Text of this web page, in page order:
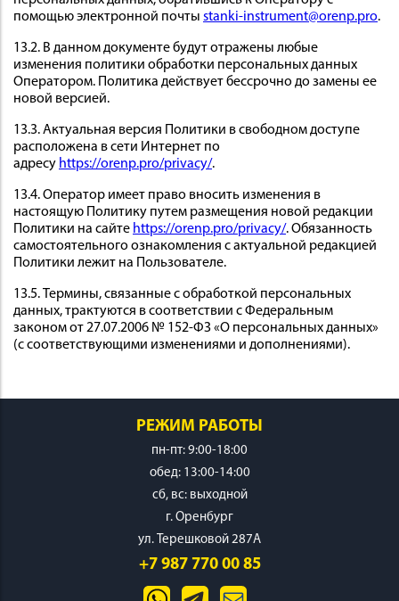
помощью электронной почты stanki-instrument@orenp.pro.
13.2. В данном документе будут отражены любые
изменения политики обработки персональных данных
Оператором. Политика действует бессрочно до замены ее
новой версией.
13.3. Актуальная версия Политики в свободном доступе
расположена в сети Интернет по
адресу https://orenp.pro/privacy/.
13.4. Оператор имеет право вносить изменения в
настоящую Политику путем размещения новой редакции
Политики на сайте https://orenp.pro/privacy/. Обязанность
самостоятельного ознакомления с актуальной редакцией
Политики лежит на Пользователе.
13.5. Термины, связанные с обработкой персональных
данных, трактуются в соответствии с Федеральным
законом от 27.07.2006 № 152-ФЗ «О персональных данных»
(с соответствующими изменениями и дополнениями).
РЕЖИМ РАБОТЫ
пн-пт: 9:00-18:00
обед: 13:00-14:00
cб, вс: выходной
г. Оренбург
ул. Терешковой 287А
+7 987 770 00 85